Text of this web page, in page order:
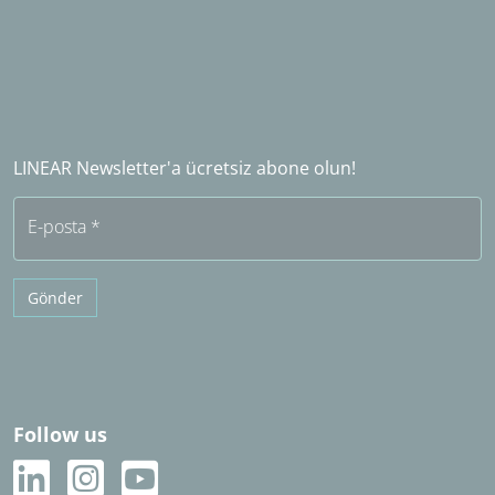
LINEAR Newsletter'a ücretsiz abone olun!
E-posta *
Gönder
Follow us